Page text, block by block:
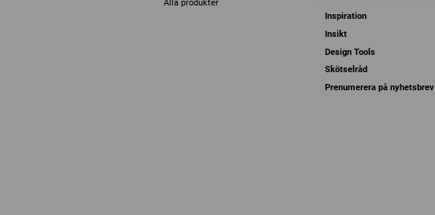
Alla produkter
Inspiration
Insikt
Design Tools
Skötselråd
Prenumerera på nyhetsbrev